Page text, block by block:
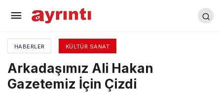
HABERLER KÜLTÜR SANAT
Arkadaşımız Ali Hakan
Gazetemiz İçin Çizdi
Arkadaşımız Ali Hakan Gazetemiz İçin Çizdi